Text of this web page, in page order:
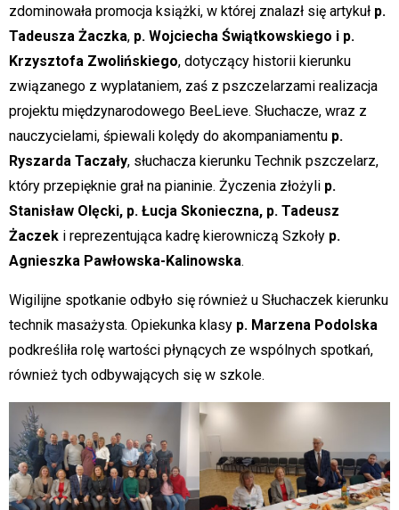
zdominowała promocja książki, w której znalazł się artykuł p.
Tadeusza Żaczka, p. Wojciecha Świątkowskiego i p.
Krzysztofa Zwolińskiego, dotyczący historii kierunku
związanego z wyplataniem, zaś z pszczelarzami realizacja
projektu międzynarodowego BeeLieve. Słuchacze, wraz z
nauczycielami, śpiewali kolędy do akompaniamentu p.
Ryszarda Taczały, słuchacza kierunku Technik pszczelarz,
który przepięknie grał na pianinie. Życzenia złożyli p.
Stanisław Olęcki, p. Łucja Skonieczna, p. Tadeusz
Żaczek i reprezentująca kadrę kierowniczą Szkoły p.
Agnieszka Pawłowska-Kalinowska.
Wigilijne spotkanie odbyło się również u Słuchaczek kierunku
technik masażysta. Opiekunka klasy p. Marzena Podolska
podkreśliła rolę wartości płynących ze wspólnych spotkań,
również tych odbywających się w szkole.